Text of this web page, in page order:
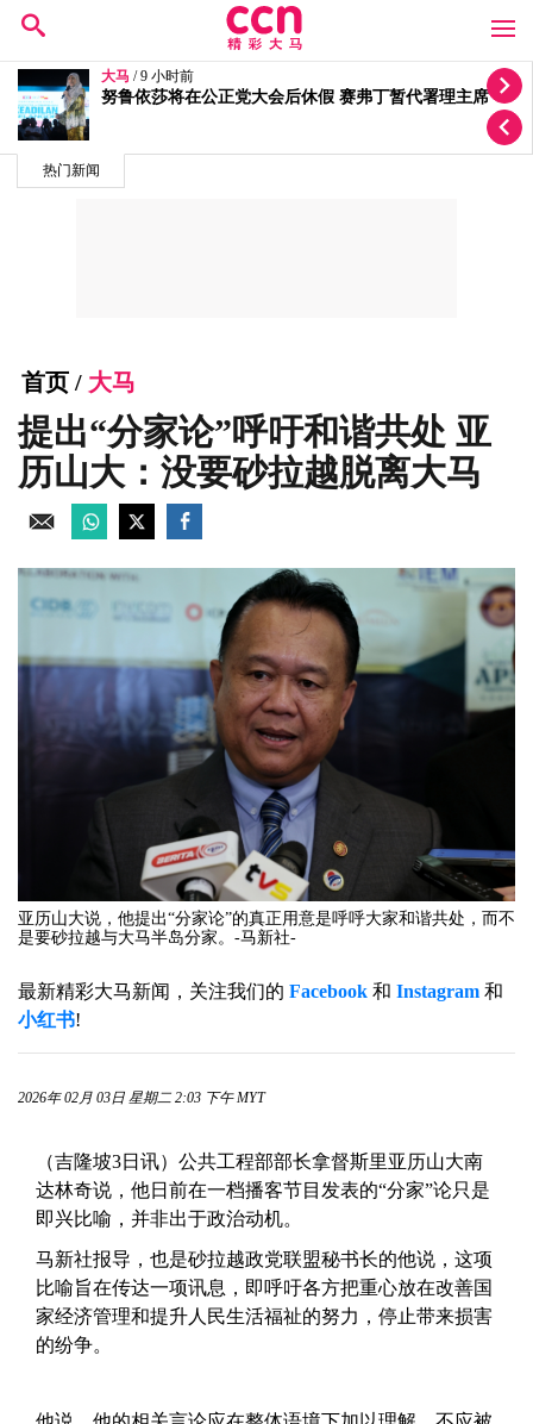
热门新闻
大马 / 12 小时前
质疑选区拨款变成公正党区部基金 李健聪促政府交代
首页 / 大马
提出“分家论”呼吁和谐共处 亚
历山大：没要砂拉越脱离大马
亚历山大说，他提出“分家论”的真正用意是呼呼大家和谐共处，而不
是要砂拉越与大马半岛分家。-马新社-
最新精彩大马新闻，关注我们的 Facebook 和 Instagram 和
小红书!
2026年 02月 03日 星期二 2:03 下午 MYT
（吉隆坡3日讯）公共工程部部长拿督斯里亚历山大南
达林奇说，他日前在一档播客节目发表的“分家”论只是
即兴比喻，并非出于政治动机。
马新社报导，也是砂拉越政党联盟秘书长的他说，这项
比喻旨在传达一项讯息，即呼吁各方把重心放在改善国
家经济管理和提升人民生活福祉的努力，停止带来损害
的纷争。